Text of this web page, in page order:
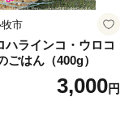
市
ハラインコ・ウロコ
ごはん（400g）
3,000円